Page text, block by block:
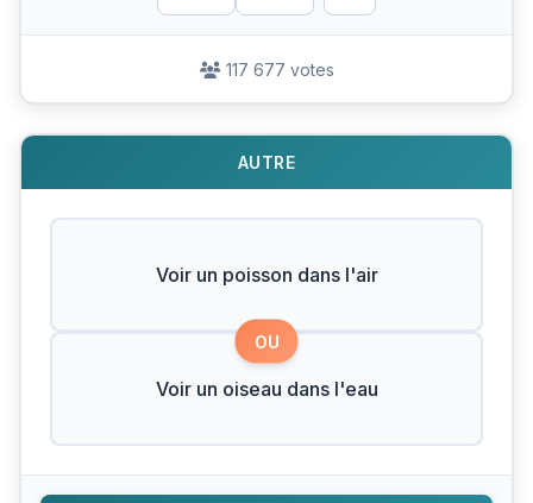
117 677 votes
AUTRE
Voir un poisson dans l'air
OU
Voir un oiseau dans l'eau